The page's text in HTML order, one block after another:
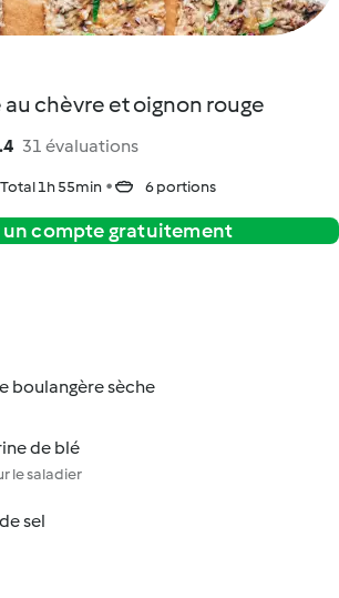
chèvre et oignon rouge
31 évaluations
Total 1h 55min 6 portions
un compte gratuitement
boulangère sèche
de blé
le saladier
sel